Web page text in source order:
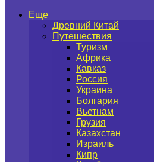
Еще
Древний Китай
Путешествия
Туризм
Африка
Кавказ
Россия
Украина
Болгария
Вьетнам
Грузия
Казахстан
Израиль
Кипр